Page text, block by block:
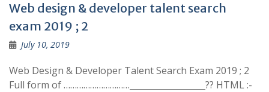
Web design & developer talent search
exam 2019 ; 2
July 10, 2019
Web Design & Developer Talent Search Exam 2019 ; 2
Full form of …………………………__________________?? HTML :-